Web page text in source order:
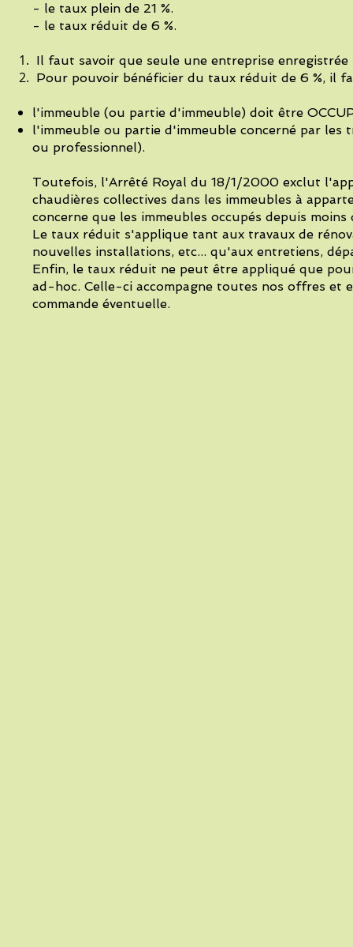
- le taux plein de 21 %.
- le taux réduit de 6 %.
Il faut savoir que seule une entreprise
Pour pouvoir bénéficier du taux réduit de 6 %, il
l'immeuble (ou partie d'immeuble) doit être
l'immeuble ou partie d'immeuble concerné par les
ou professionnel).
Toutefois, l'Arrêté Royal du 18/1/2000 exclut
chaudières collectives dans les immeubles à
concerne que les immeubles occupés depuis moins
Le taux réduit s'applique tant aux travaux de
nouvelles installations, etc... qu'aux entretiens,
Enfin, le taux réduit ne peut être appliqué que
ad-hoc. Celle-ci accompagne toutes nos offres et
commande éventuelle.